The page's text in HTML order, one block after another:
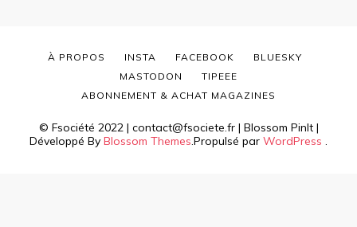
© Fsociété 2022 | contact@fsociete.fr | Blossom PinIt |
Développé By Blossom Themes.Propulsé par WordPress .
À PROPOS INSTA FACEBOOK
BLUESKY
MASTODON
TIPEEE
ABONNEMENT & ACHAT MAGAZINES